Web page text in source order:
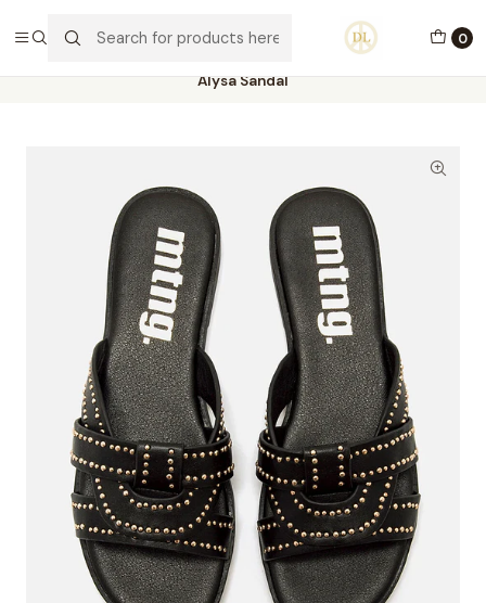
0
PORTES GRÁTIS ACIMA DE 70€ PORTUGAL CONTINENTAL
Alysa Sandal